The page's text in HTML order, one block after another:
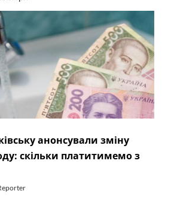
анонсували зміну
скільки платитимемо з